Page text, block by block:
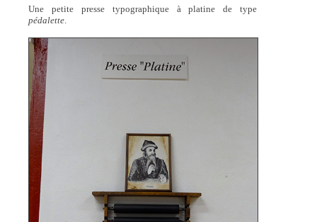
Une petite presse typographique à platine de type
pédalette.